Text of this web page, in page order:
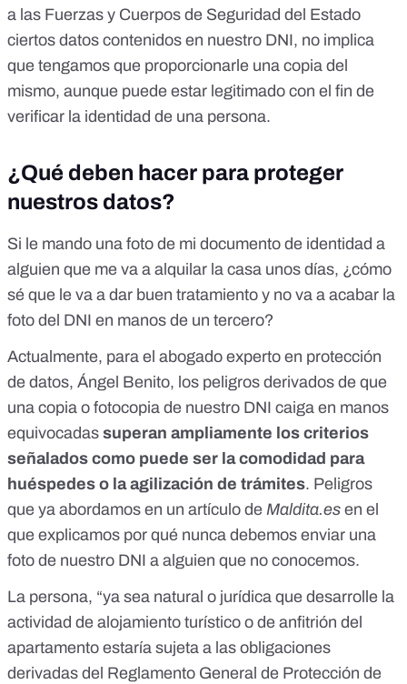
a las Fuerzas y Cuerpos de Seguridad del Estado
ciertos datos contenidos en nuestro DNI, no implica
que tengamos que proporcionarle una copia del
mismo, aunque puede estar legitimado con el fin de
verificar la identidad de una persona.
¿Qué deben hacer para proteger
nuestros datos?
Si le mando una foto de mi documento de identidad a
alguien que me va a alquilar la casa unos días, ¿cómo
sé que le va a dar buen tratamiento y no va a acabar la
foto del DNI en manos de un tercero?
Actualmente, para el abogado experto en protección
de datos, Ángel Benito, los peligros derivados de que
una copia o fotocopia de nuestro DNI caiga en manos
equivocadas superan ampliamente los criterios
señalados como puede ser la comodidad para
huéspedes o la agilización de trámites. Peligros
que ya abordamos en un artículo de Maldita.es en el
que explicamos por qué nunca debemos enviar una
foto de nuestro DNI a alguien que no conocemos.
La persona, “ya sea natural o jurídica que desarrolle la
actividad de alojamiento turístico o de anfitrión del
apartamento estaría sujeta a las obligaciones
derivadas del Reglamento General de Protección de